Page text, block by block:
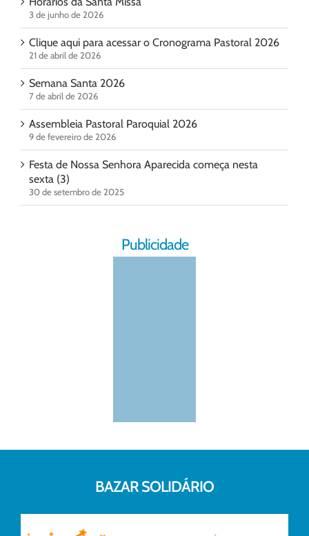
3 de junho de 2026
Clique aqui para acessar o Cronograma Pastoral 2026
21 de abril de 2026
Semana Santa 2026
7 de abril de 2026
Assembleia Pastoral Paroquial 2026
9 de fevereiro de 2026
Festa de Nossa Senhora Aparecida começa nesta
sexta (3)
30 de setembro de 2025
Publicidade
BAZAR SOLIDÁRIO